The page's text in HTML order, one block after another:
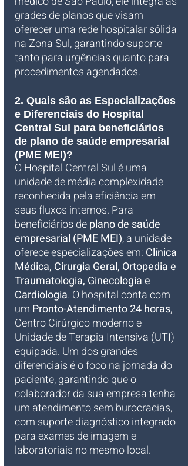
grades de planos que visam
oferecer uma rede hospitalar sólida
na Zona Sul, garantindo suporte
tanto para urgências quanto para
procedimentos agendados.
2. Quais são as Especializações
e Diferenciais do Hospital
Central Sul para beneficiários
de plano de saúde empresarial
(PME MEI)?
O Hospital Central Sul é uma
unidade de média complexidade
reconhecida pela eficiência em
seus fluxos internos. Para
beneficiários de plano de saúde
empresarial (PME MEI), a unidade
oferece especializações em: Clínica
Médica, Cirurgia Geral, Ortopedia e
Traumatologia, Ginecologia e
Cardiologia. O hospital conta com
um Pronto-Atendimento 24 horas,
Centro Cirúrgico moderno e
Unidade de Terapia Intensiva (UTI)
equipada. Um dos grandes
diferenciais é o foco na jornada do
paciente, garantindo que o
colaborador da sua empresa tenha
um atendimento sem burocracias,
com suporte diagnóstico integrado
para exames de imagem e
laboratoriais no mesmo local.